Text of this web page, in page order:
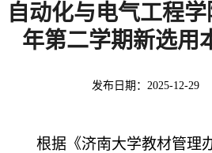
自动化与电气工程学
年第二学期新选用
发布日期：2025-12-29
根据《济南大学教材管理